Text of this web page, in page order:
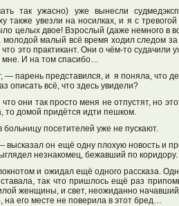
так ужасно) уже вынесли
также увезли на носилках, и я с
целых двое! Взрослый (даже немного в
малый всё время ходил следом за
это практикант. Они о чём-то судачили
мне. И на том спасибо…
парень представился, и я поняла, что
всё, что здесь увидели?
они так просто меня не отпустят, но
то домой придётся идти пешком.
посетителей уже не пускают.
он ещё одну плохую новость и
незнакомец, бежавший по коридору.
и ожидал ещё одного рассказа.
так что пришлось ещё раз
женщины, и свет, неожиданно
его месте не поверила в этот бред…